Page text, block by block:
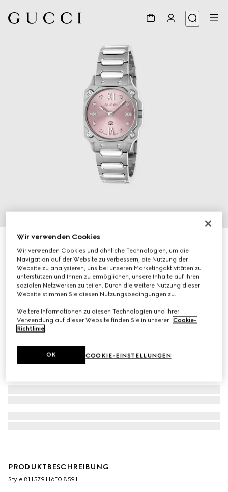
G-Flat Uhr, 24 mm
€ 1.900
PRODUKTBESCHREIBUNG
Style ‎811579 I16F0 8591
Wir verwenden Cookies
Wir verwenden Cookies und ähnliche Technologien, um die
Navigation auf der Website zu verbessern, die Nutzung der
Website zu analysieren, uns bei unseren Marketingaktivitäten zu
unterstützen und Ihnen zu ermöglichen, unsere Inhalte auf Ihren
sozialen Netzwerken zu teilen. Durch die weitere Nutzung dieser
Website stimmen Sie diesen Nutzungsbedingungen zu.
Weitere Informationen zu diesen Technologien und ihrer
Verwendung auf dieser Website finden Sie in unserer Cookie-
Richtlinie.
COOKIE-EINSTELLUNGEN
OK